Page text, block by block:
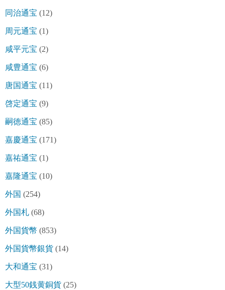
同治通宝 (12)
周元通宝 (1)
咸平元宝 (2)
咸豊通宝 (6)
唐国通宝 (11)
啓定通宝 (9)
嗣徳通宝 (85)
嘉慶通宝 (171)
嘉祐通宝 (1)
嘉隆通宝 (10)
外国 (254)
外国札 (68)
外国貨幣 (853)
外国貨幣銀貨 (14)
大和通宝 (31)
大型50銭黄銅貨 (25)